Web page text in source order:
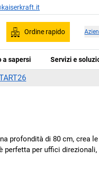
Ordine rapido
a sapersi Servizi e
profondità di 80 cm, crea
perfetta per uffici